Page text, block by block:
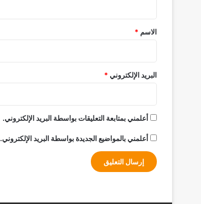
*
الاسم *
البريد الإلكتروني *
أعلمني بمتابعة التعليقات بواسطة البريد الإلكتروني.
أعلمني بالمواضيع الجديدة بواسطة البريد الإلكتروني.